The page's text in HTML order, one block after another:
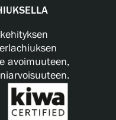
avoimuuteen,